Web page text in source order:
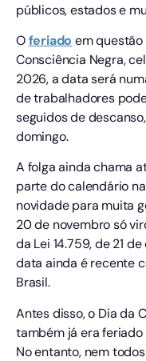
públicos, estados e
Oferiado em questão
Consciência Negra,
2026, a data será
de trabalhadores
seguidos de
domingo.
A folga ainda chama
parte do calendário
novidade para muita
20 de novembro só
da Lei 14.759, de 21
data ainda é recente
Brasil.
Antes disso, o Dia da
também já era
No entanto, nem